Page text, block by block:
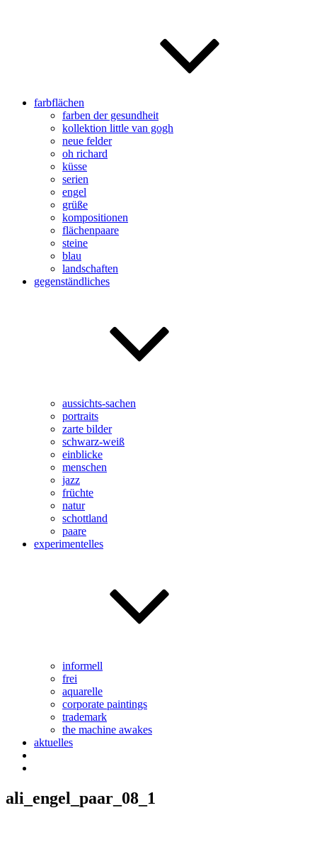
farbflächen
farben der gesundheit
kollektion little van gogh
neue felder
oh richard
küsse
serien
engel
grüße
kompositionen
flächenpaare
steine
blau
landschaften
gegenständliches
aussichts-sachen
portraits
zarte bilder
schwarz-weiß
einblicke
menschen
jazz
früchte
natur
schottland
paare
experimentelles
informell
frei
aquarelle
corporate paintings
trademark
the machine awakes
aktuelles
ali_engel_paar_08_1